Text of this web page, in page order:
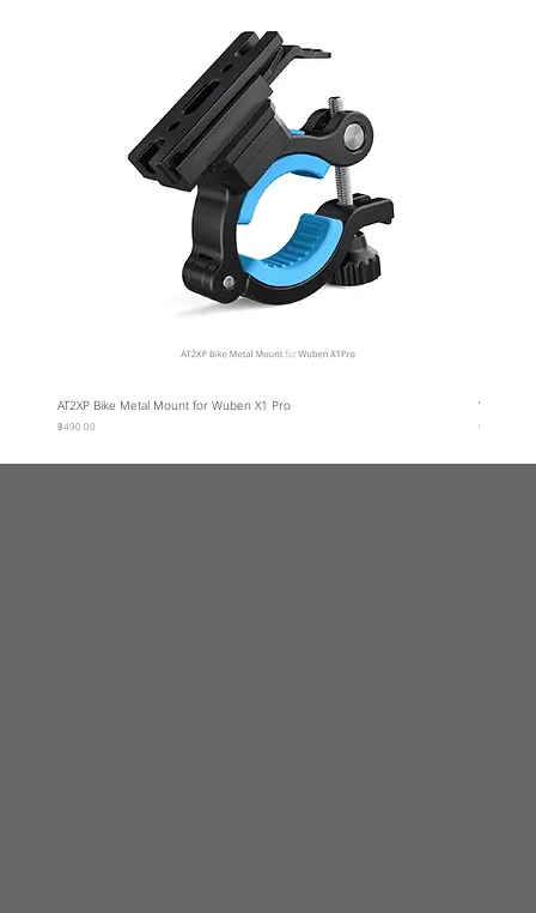
AT2XP Bike Metal Mount for Wuben X1 Pro
ราคา
฿490.00
Wuben
ราคา
฿95.00